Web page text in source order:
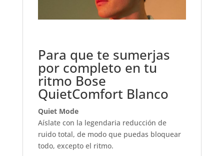
Para que te sumerjas
por completo en tu
ritmo Bose
QuietComfort Blanco
Quiet Mode
Aíslate con la legendaria reducción de
ruido total, de modo que puedas bloquear
todo, excepto el ritmo.